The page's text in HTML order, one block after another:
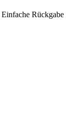
Einfache Rückgabe